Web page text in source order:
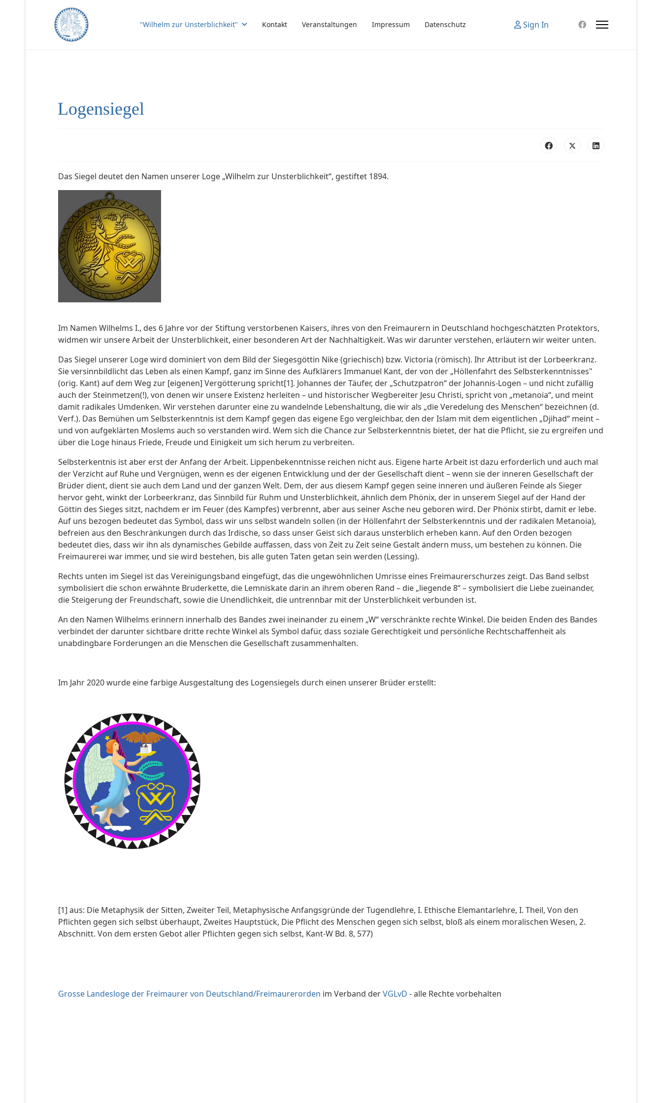
"Wilhelm zur Unsterblichkeit" Kontakt Veranstaltungen Impressum Datenschutz Sign In
Logensiegel
Das Siegel deutet den Namen unserer Loge „Wilhelm zur Unsterblichkeit“, gestiftet 1894.
Im Namen Wilhelms I., des 6 Jahre vor der Stiftung verstorbenen Kaisers, ihres von den Freimaurern in Deutschland hochgeschätzten Protektors,
widmen wir unsere Arbeit der Unsterblichkeit, einer besonderen Art der Nachhaltigkeit. Was wir darunter verstehen, erläutern wir weiter unten.
Das Siegel unserer Loge wird dominiert von dem Bild der Siegesgöttin Nike (griechisch) bzw. Victoria (römisch). Ihr Attribut ist der Lorbeerkranz.
Sie versinnbildlicht das Leben als einen Kampf, ganz im Sinne des Aufklärers Immanuel Kant, der von der „Höllenfahrt des Selbsterkenntnisses"
(orig. Kant) auf dem Weg zur [eigenen] Vergötterung spricht[1]. Johannes der Täufer, der „Schutzpatron“ der Johannis-Logen – und nicht zufällig
auch der Steinmetzen(!), von denen wir unsere Existenz herleiten – und historischer Wegbereiter Jesu Christi, spricht von „metanoia“, und meint
damit radikales Umdenken. Wir verstehen darunter eine zu wandelnde Lebenshaltung, die wir als „die Veredelung des Menschen“ bezeichnen (d.
Verf.). Das Bemühen um Selbsterkenntnis ist dem Kampf gegen das eigene Ego vergleichbar, den der Islam mit dem eigentlichen „Djihad“ meint –
und von aufgeklärten Moslems auch so verstanden wird. Wem sich die Chance zur Selbsterkenntnis bietet, der hat die Pflicht, sie zu ergreifen und
über die Loge hinaus Friede, Freude und Einigkeit um sich herum zu verbreiten.
Selbsterkentnis ist aber erst der Anfang der Arbeit. Lippenbekenntnisse reichen nicht aus. Eigene harte Arbeit ist dazu erforderlich und auch mal
der Verzicht auf Ruhe und Vergnügen, wenn es der eigenen Entwicklung und der der Gesellschaft dient – wenn sie der inneren Gesellschaft der
Brüder dient, dient sie auch dem Land und der ganzen Welt. Dem, der aus diesem Kampf gegen seine inneren und äußeren Feinde als Sieger
hervor geht, winkt der Lorbeerkranz, das Sinnbild für Ruhm und Unsterblichkeit, ähnlich dem Phönix, der in unserem Siegel auf der Hand der
Göttin des Sieges sitzt, nachdem er im Feuer (des Kampfes) verbrennt, aber aus seiner Asche neu geboren wird. Der Phönix stirbt, damit er lebe.
Auf uns bezogen bedeutet das Symbol, dass wir uns selbst wandeln sollen (in der Höllenfahrt der Selbsterkenntnis und der radikalen Metanoia),
befreien aus den Beschränkungen durch das Irdische, so dass unser Geist sich daraus unsterblich erheben kann. Auf den Orden bezogen
bedeutet dies, dass wir ihn als dynamisches Gebilde auffassen, dass von Zeit zu Zeit seine Gestalt ändern muss, um bestehen zu können. Die
Freimaurerei war immer, und sie wird bestehen, bis alle guten Taten getan sein werden (Lessing).
Rechts unten im Siegel ist das Vereinigungsband eingefügt, das die ungewöhnlichen Umrisse eines Freimaurerschurzes zeigt. Das Band selbst
symbolisiert die schon erwähnte Bruderkette, die Lemniskate darin an ihrem oberen Rand – die „liegende 8“ – symbolisiert die Liebe zueinander,
die Steigerung der Freundschaft, sowie die Unendlichkeit, die untrennbar mit der Unsterblichkeit verbunden ist.
An den Namen Wilhelms erinnern innerhalb des Bandes zwei ineinander zu einem „W“ verschränkte rechte Winkel. Die beiden Enden des Bandes
verbindet der darunter sichtbare dritte rechte Winkel als Symbol dafür, dass soziale Gerechtigkeit und persönliche Rechtschaffenheit als
unabdingbare Forderungen an die Menschen die Gesellschaft zusammenhalten.
Im Jahr 2020 wurde eine farbige Ausgestaltung des Logensiegels durch einen unserer Brüder erstellt:
[1] aus: Die Metaphysik der Sitten, Zweiter Teil, Metaphysische Anfangsgründe der Tugendlehre, I. Ethische Elemantarlehre, I. Theil, Von den
Pflichten gegen sich selbst überhaupt, Zweites Hauptstück, Die Pflicht des Menschen gegen sich selbst, bloß als einem moralischen Wesen, 2.
Abschnitt. Von dem ersten Gebot aller Pflichten gegen sich selbst, Kant-W Bd. 8, 577)
Grosse Landesloge der Freimaurer von Deutschland/Freimaurerorden im Verband derVGLvD - alle Rechte vorbehalten